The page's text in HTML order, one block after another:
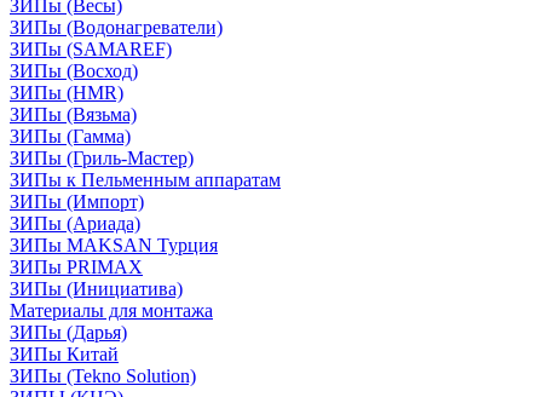
ЗИПы (Весы)
ЗИПы (Водонагреватели)
ЗИПы (SAMAREF)
ЗИПы (Восход)
ЗИПы (HMR)
ЗИПы (Вязьма)
ЗИПы (Гамма)
ЗИПы (Гриль-Мастер)
ЗИПы к Пельменным аппаратам
ЗИПы (Импорт)
ЗИПы (Ариада)
ЗИПы MAKSAN Турция
ЗИПы PRIMAX
ЗИПы (Инициатива)
Материалы для монтажа
ЗИПы (Дарья)
ЗИПы Китай
ЗИПы (Tekno Solution)